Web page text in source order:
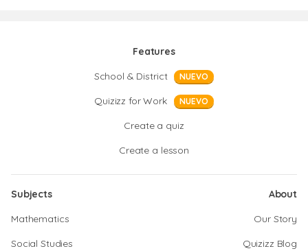
Features
School & District
NUEVO
Quizizz for Work NUEVO
Create a quiz
Create a lesson
Subjects
Mathematics
Social Studies
About
Our Story
Quizizz Blog